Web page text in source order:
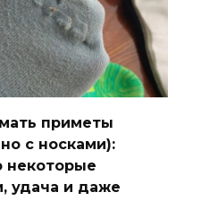
приметы
с носками):
некоторые
удача и даже